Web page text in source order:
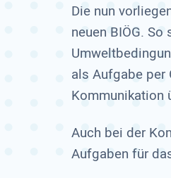
Die nun
neuen BIÖG.
als Aufgabe per
Kommunikation
Auch bei der
Aufgaben für